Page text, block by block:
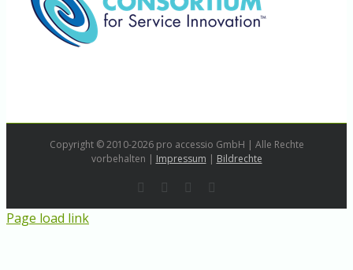
Copyright © 2010-2026 pro accessio GmbH | Alle Rechte
vorbehalten | Impressum | Bildrechte
LinkedInInstagram
Page load link